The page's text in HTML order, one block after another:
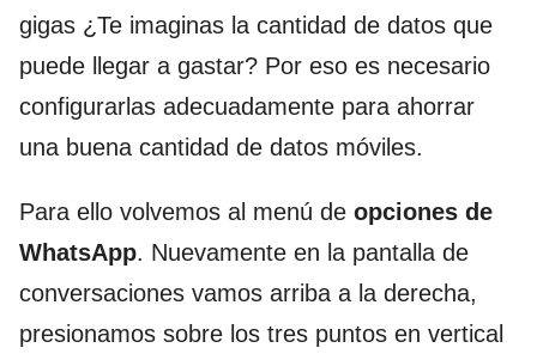
gigas ¿Te imaginas la cantidad de datos que
puede llegar a gastar? Por eso es necesario
configurarlas adecuadamente para ahorrar
una buena cantidad de datos móviles.
Para ello volvemos al menú de opciones de
WhatsApp. Nuevamente en la pantalla de
conversaciones vamos arriba a la derecha,
presionamos sobre los tres puntos en vertical